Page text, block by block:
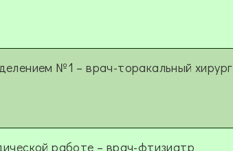
№1 – врач-торакальный хирург
работе – врач-фтизиатр